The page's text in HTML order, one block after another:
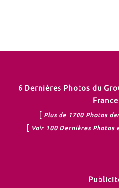
6 Dernières Photos du
Plus de 1700 Photos
Voir 100 Dernières Photos